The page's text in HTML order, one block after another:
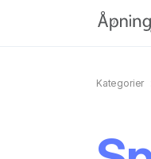
Kategorier